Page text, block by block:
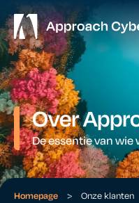
Over
De essentie van wie
Homepage > Onze klanten